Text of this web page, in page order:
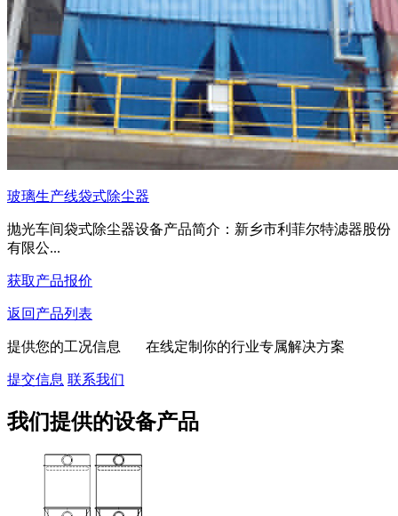
玻璃生产线袋式除尘器
抛光车间袋式除尘器设备产品简介：新乡市利菲尔特滤器股份
有限公...
获取产品报价
返回产品列表
提供您的工况信息 在线定制你的行业专属解决方案
提交信息 联系我们
我们提供的设备产品